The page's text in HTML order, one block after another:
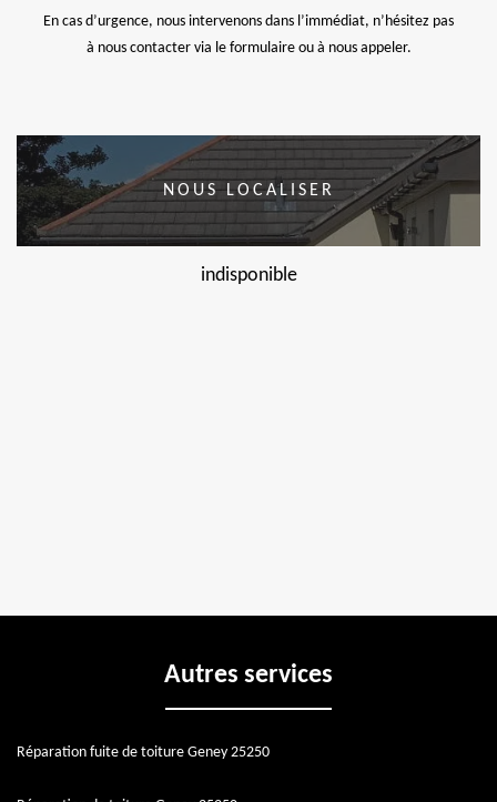
En cas d’urgence, nous intervenons dans l’immédiat, n’hésitez pas
à nous contacter via le formulaire ou à nous appeler.
NOUS LOCALISER
indisponible
Autres services
Réparation fuite de toiture Geney 25250